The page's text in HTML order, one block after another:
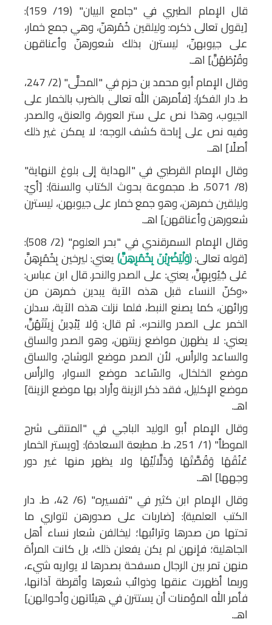
قال الإمام الطبري في "جامع البيان" (19/ 159):
[يقول تعالى ذكره: وليلقين خُمُرهنّ، وهي جمع خمار،
على جيوبهنّ، ليسترن بذلك شعورهنّ وأعناقهن
وقُرْطَهُنَّ] اهـ.
وقال الإمام أبو محمد بن حزم في "المحلَّى" (2/ 247،
ط. دار الفكر): [فأمرهن الله تعالى بالضرب بالخمار على
الجيوب، وهذا نص على ستر العورة، والعنق، والصدر.
وفيه نص على إباحة كشف الوجه؛ لا يمكن غير ذلك
أصلًا] اهـ.
وقال الإمام القرطبي في "الهداية إلى بلوغ النهاية"
(8/ 5071، ط. مجموعة بحوث الكتاب والسنة): [أيْ:
وليلقين خمرهن، وهو جمع خمار على جيوبهن، ليسترن
شعورهن وأعناقهن] اهـ.
وقال الإمام السمرقندي في "بحر العلوم" (2/ 508):
[قوله تعالى:﴿وَلْيَضْرِبْنَ بِخُمُرِهِنَّ﴾يعني: ليرخين بِخُمُرِهِنَّ
عَلى جُيُوبِهِنَّ، يعني: على الصدر والنحر. قال ابن عباس:
«وكنّ النساء قبل هذه الآية يبدين خمرهن من
ورائهن، كما يصنع النبط، فلما نزلت هذه الآية، سدلن
الخمر على الصدر والنحر». ثم قال: وَلا يُبْدِينَ زِينَتَهُنَّ،
يعني: لا يظهرن مواضع زينتهن، وهو الصدر والساق
والساعد والرأس، لأن الصدر موضع الوشاح، والساق
موضع الخلخال، والسّاعد موضع السوار، والرأس
موضع الإكليل، فقد ذكر الزينة وأراد بها موضع الزينة]
اهـ.
وقال الإمام أبو الوليد الباجي في "المنتقى شرح
الموطأ" (1/ 251، ط. مطبعة السعادة): [ويستر الخمار
عُنُقَهَا وَقُصَّتَهَا وَدَلَّالَيْهَا ولا يظهر منها غير دور
وجهها] اهـ.
وقال الإمام ابن كثير في "تفسيره" (6/ 42، ط. دار
الكتب العلمية): [ضاربات على صدورهن لتواري ما
تحتها من صدرها وترائبها؛ ليخالفن شعار نساء أهل
الجاهلية؛ فإنهن لم يكن يفعلن ذلك، بل كانت المرأة
منهن تمر بين الرجال مسفحة بصدرها لا يواريه شيء،
وربما أظهرت عنقها وذوائب شعرها وأقرطة آذانها،
فأمر الله المؤمنات أن يستترن في هيئاتهن وأحوالهن]
اهـ.